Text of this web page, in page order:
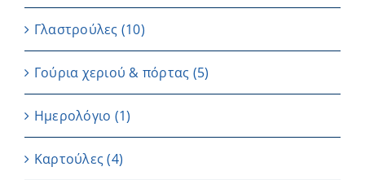
Γλαστρούλες (10)
Γούρια χεριού & πόρτας (5)
Ημερολόγιο (1)
Καρτούλες (4)